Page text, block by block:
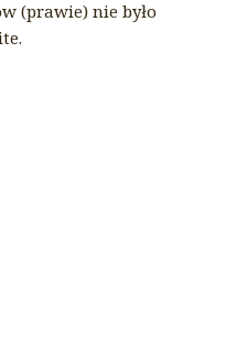
(prawie) nie było